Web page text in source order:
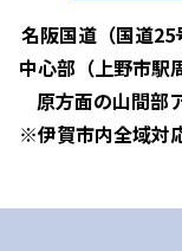
名阪国道（国道
中心部（上野市駅
原方面の山間部
※伊賀市内全域対